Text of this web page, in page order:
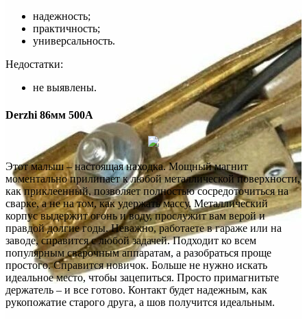
надежность;
практичность;
универсальность.
Недостатки:
не выявлены.
Derzhi 86мм 500А
Этот малыш – настоящая находка. Мощный магнит
моментально прилипает к любой металлической поверхности,
как приклеенный, позволяет полностью сосредоточиться на
сварке, а не на том, как удержать массу. Металлический
корпус выдержит огонь и воду, прослужит вам верой и
правдой долгие годы. Неважно, работаете в гараже или на
заводе, справится с любой задачей. Подходит ко всем
популярным сварочным аппаратам, а разобраться проще
простого. Справится новичок. Больше не нужно искать
идеальное место, чтобы зацепиться. Просто примагнитьте
держатель – и все готово. Контакт будет надежным, как
рукопожатие старого друга, а шов получится идеальным.